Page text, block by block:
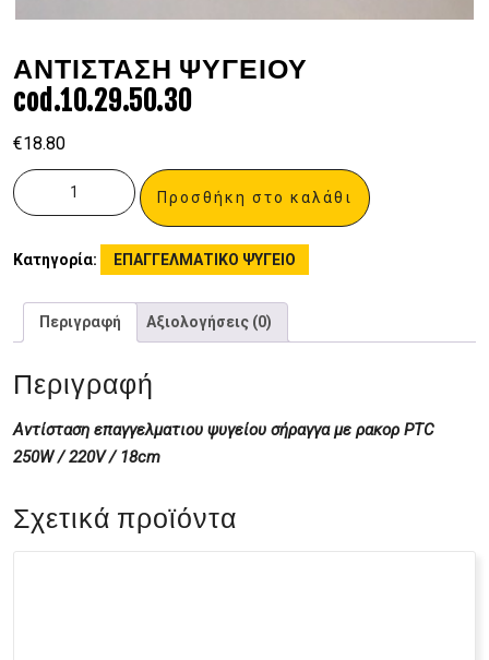
ΑΝΤΙΣΤΑΣΗ ΨΥΓΕΙΟΥ
cod.10.29.50.30
€18.80
Προσθήκη στο καλάθι
Κατηγορία: ΕΠΑΓΓΕΛΜΑΤΙΚΟ ΨΥΓΕΙΟ
Περιγραφή Αξιολογήσεις (0)
Περιγραφή
Αντίσταση επαγγελματιου ψυγείου σήραγγα με ρακορ PTC
250W / 220V / 18cm
Σχετικά προϊόντα